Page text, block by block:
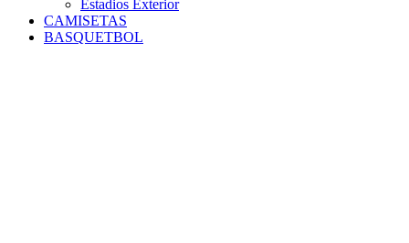
Estadios Exterior
CAMISETAS
BASQUETBOL